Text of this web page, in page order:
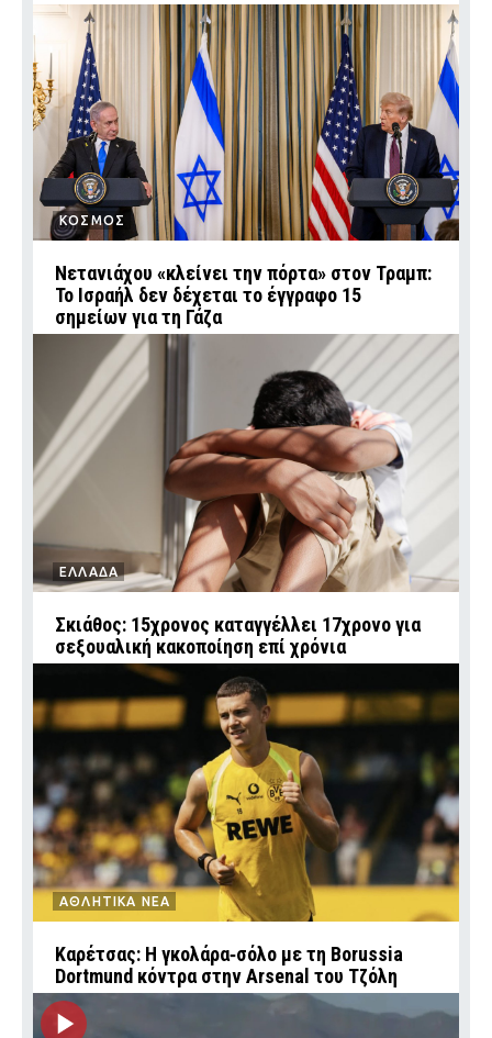
ΚΟΣΜΟΣ
Νετανιάχου «κλείνει την πόρτα» στον Τραμπ:
Το Ισραήλ δεν δέχεται το έγγραφο 15
σημείων για τη Γάζα
ΕΛΛΑΔΑ
Σκιάθος: 15χρονος καταγγέλλει 17χρονο για
σεξουαλική κακοποίηση επί χρόνια
ΑΘΛΗΤΙΚΑ ΝΕΑ
Καρέτσας: Η γκολάρα‑σόλο με τη Borussia
Dortmund κόντρα στην Arsenal του Τζόλη